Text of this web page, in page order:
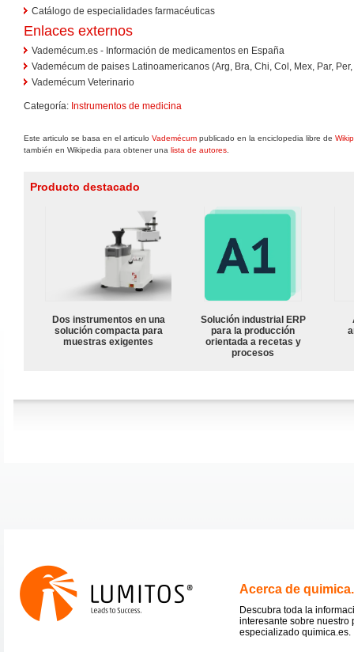
Catálogo de especialidades farmacéuticas
Enlaces externos
Vademécum.es - Información de medicamentos en España
Vademécum de paises Latinoamericanos (Arg, Bra, Chi, Col, Mex, Par,
Vademécum Veterinario
Categoría: Instrumentos de medicina
Este articulo se basa en el articulo Vademécum publicado en la enciclopedia libre de
también en Wikipedia para obtener una lista de autores
Producto destacado
Dos instrumentos en una
solución compacta para
muestras exigentes
Solución industrial ERP
para la producción
orientada a recetas y
procesos
Acerca de
Descubra toda la
interesante sobre nuestro
especializado quimica.es.